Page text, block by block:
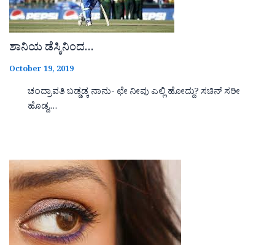
ಶಾನಿಯ ಡೆಸ್ಕಿನಿಂದ…
October 19, 2019
ಚಂದ್ರಾವತಿ ಬಡ್ಡಡ್ಕ ನಾನು- ಛೇ ನೀವು ಎಲ್ಲಿ ಹೋದ್ದು? ಸಚಿನ್ ಸರೀ
ಹೊಡ್ದ,…